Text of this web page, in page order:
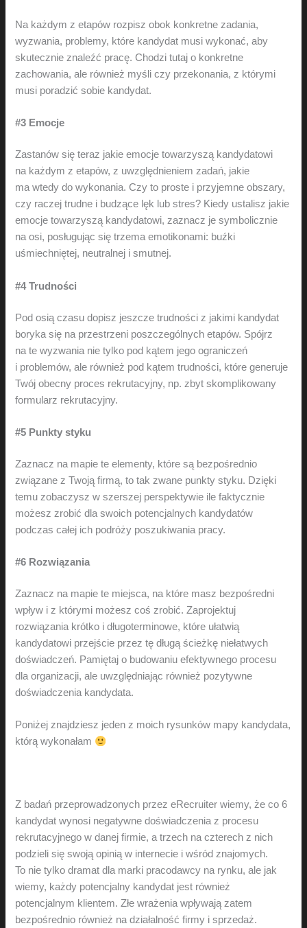
Na każdym z etapów rozpisz obok konkretne zadania,
wyzwania, problemy, które kandydat musi wykonać, aby
skutecznie znaleźć pracę. Chodzi tutaj o konkretne
zachowania, ale również myśli czy przekonania, z którymi
musi poradzić sobie kandydat.
#3 Emocje
Zastanów się teraz jakie emocje towarzyszą kandydatowi
na każdym z etapów, z uwzględnieniem zadań, jakie
ma wtedy do wykonania. Czy to proste i przyjemne obszary,
czy raczej trudne i budzące lęk lub stres? Kiedy ustalisz jakie
emocje towarzyszą kandydatowi, zaznacz je symbolicznie
na osi, posługując się trzema emotikonami: buźki
uśmiechniętej, neutralnej i smutnej.
#4 Trudności
Pod osią czasu dopisz jeszcze trudności z jakimi kandydat
boryka się na przestrzeni poszczególnych etapów. Spójrz
na te wyzwania nie tylko pod kątem jego ograniczeń
i problemów, ale również pod kątem trudności, które generuje
Twój obecny proces rekrutacyjny, np. zbyt skomplikowany
formularz rekrutacyjny.
#5 Punkty styku
Zaznacz na mapie te elementy, które są bezpośrednio
związane z Twoją firmą, to tak zwane punkty styku. Dzięki
temu zobaczysz w szerszej perspektywie ile faktycznie
możesz zrobić dla swoich potencjalnych kandydatów
podczas całej ich podróży poszukiwania pracy.
#6 Rozwiązania
Zaznacz na mapie te miejsca, na które masz bezpośredni
wpływ i z którymi możesz coś zrobić. Zaprojektuj
rozwiązania krótko i długoterminowe, które ułatwią
kandydatowi przejście przez tę długą ścieżkę niełatwych
doświadczeń. Pamiętaj o budowaniu efektywnego procesu
dla organizacji, ale uwzględniając również pozytywne
doświadczenia kandydata.
Poniżej znajdziesz jeden z moich rysunków mapy kandydata,
którą wykonałam
Z badań przeprowadzonych przez eRecruiter wiemy, że co 6
kandydat wynosi negatywne doświadczenia z procesu
rekrutacyjnego w danej firmie, a trzech na czterech z nich
podzieli się swoją opinią w internecie i wśród znajomych.
To nie tylko dramat dla marki pracodawcy na rynku, ale jak
wiemy, każdy potencjalny kandydat jest również
potencjalnym klientem. Złe wrażenia wpływają zatem
bezpośrednio również na działalność firmy i sprzedaż.